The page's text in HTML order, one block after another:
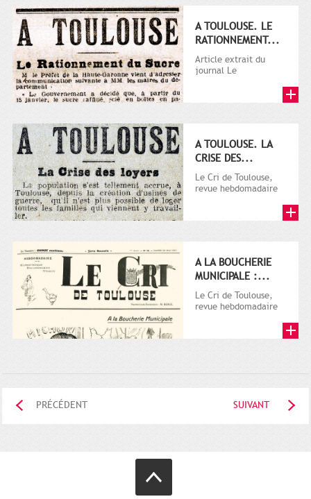
A TOULOUSE. LE
RATIONNEMENT...
Article extrait du
journal Le
A TOULOUSE. LA
CRISE DES...
Le Cri de Toulouse,
revue hebdomadaire
A LA BOUCHERIE
MUNICIPALE :...
Le Cri de Toulouse,
revue hebdomadaire
PRÉCÉDENT SUIVANT